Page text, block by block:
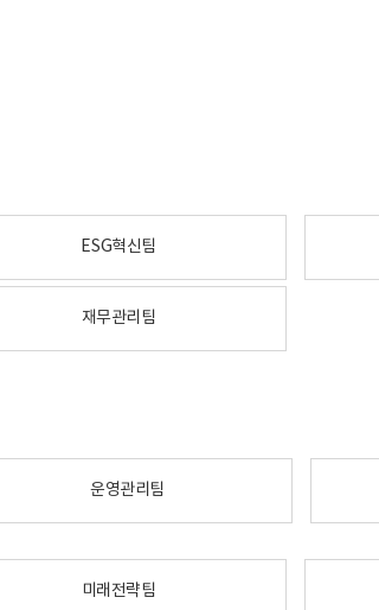
ESG혁신팀
재무관리팀
운영관리팀
미래전략팀